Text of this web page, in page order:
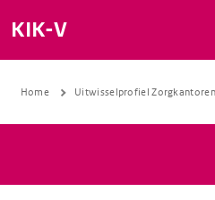
KIK-V
Home Uitwisselprofiel